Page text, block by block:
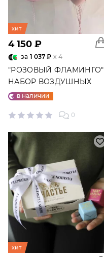
хит
4 150 ₽
за 1 037 ₽ x 4
"РОЗОВЫЙ ФЛАМИНГО"
НАБОР ВОЗДУШНЫХ
ШАРОВ №25
в наличии
0
хит